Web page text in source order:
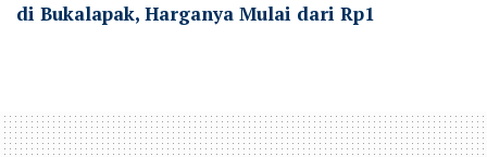
di Bukalapak, Harganya Mulai dari Rp1